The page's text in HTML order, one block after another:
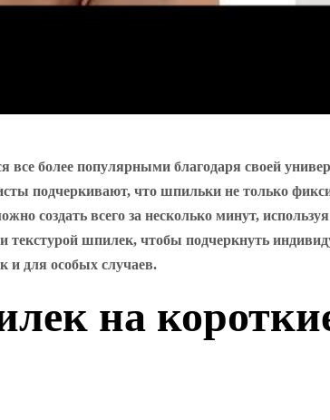
более популярными благодаря своей
подчеркивают, что шпильки не только
создать всего за несколько минут,
шпилек, чтобы подчеркнуть
и для особых случаев.
на